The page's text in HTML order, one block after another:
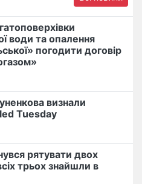
води та опалення
погодити договір
визнали
Tuesday
рятувати двох
трьох знайшли в